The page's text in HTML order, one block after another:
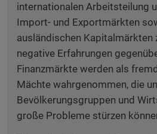
internationalen Arbeitsteilung
Import- und Exportmärkten
ausländischen Kapitalmärkten
negative Erfahrungen
Finanzmärkte werden als
Mächte wahrgenommen, die
Bevölkerungsgruppen und
große Probleme stürzen